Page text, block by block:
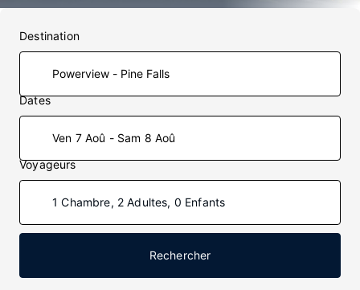
Destination
Dates
Ven 7 Aoû - Sam 8 Aoû
Voyageurs
1 Chambre, 2 Adultes, 0 Enfants
Rechercher